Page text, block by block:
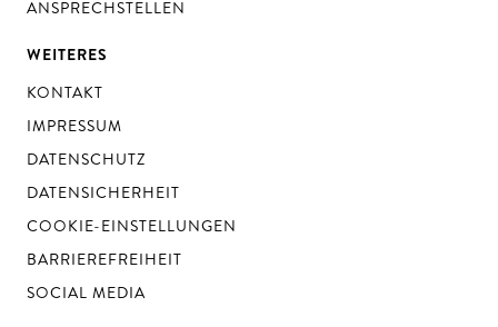
ANSPRECHSTELLEN
WEITERES
KONTAKT
IMPRESSUM
DATENSCHUTZ
DATENSICHERHEIT
COOKIE-EINSTELLUNGEN
BARRIEREFREIHEIT
SOCIAL MEDIA